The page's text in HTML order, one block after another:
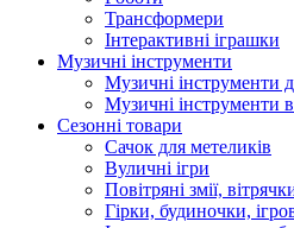
Трансформери
Інтерактивні іграшки
Музичні інструменти
Музичні інструменти
Музичні інструменти
Сезонні товари
Сачок для метеликів
Вуличні ігри
Повітряні змії,
Гірки, будиночки,